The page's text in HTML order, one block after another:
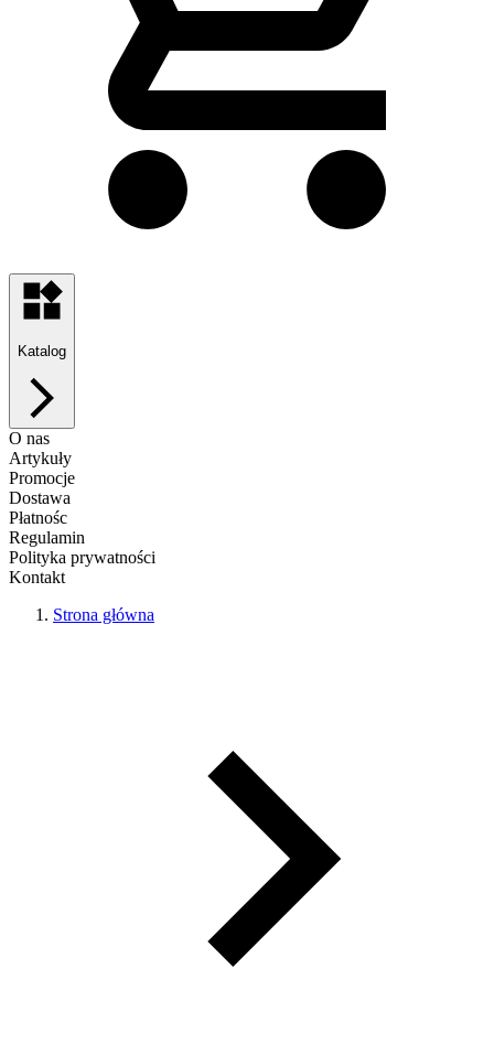
Katalog
O nas
Artykuły
Promocje
Dostawa
Płatnośc
Regulamin
Polityka prywatności
Kontakt
Strona główna